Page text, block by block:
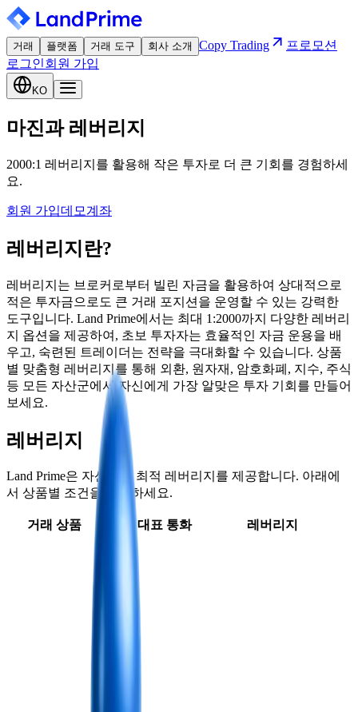
거래 플랫폼 거래 도구 회사 소개 Copy Trading
프로모션
로그인회원 가입
KO
마진과 레버리지
2000:1 레버리지를 활용해 작은 투자로 더 큰 기회를 경험하세
요.
회원 가입데모계좌
레버리지란?
레버리지는 브로커로부터 빌린 자금을 활용하여 상대적으로
적은 투자금으로도 큰 거래 포지션을 운영할 수 있는 강력한
도구입니다. Land Prime에서는 최대 1:2000까지 다양한 레버리
지 옵션을 제공하여, 초보 투자자는 효율적인 자금 운용을 배
우고, 숙련된 트레이더는 전략을 극대화할 수 있습니다. 상품
별 맞춤형 레버리지를 통해 외환, 원자재, 암호화폐, 지수, 주식
등 모든 자산군에서 자신에게 가장 알맞은 투자 기회를 만들어
보세요.
레버리지
Land Prime은 자산군별 최적 레버리지를 제공합니다. 아래에
서 상품별 조건을 확인하세요.
거래 상품 대표 통화 레버리지